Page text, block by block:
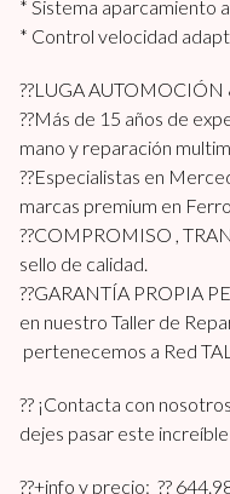
* Sistema aparcamiento
* Control velocidad
??LUGA AUTOMOCIÓN
??Más de 15 años de
mano y reparación
??Especialistas en
marcas premium en
??COMPROMISO ,
sello de calidad.
??GARANTÍA PROPIA
en nuestro Taller de
pertenecemos a Red
?? ¡Contacta con
dejes pasar este increíble
??+info y precio: ??